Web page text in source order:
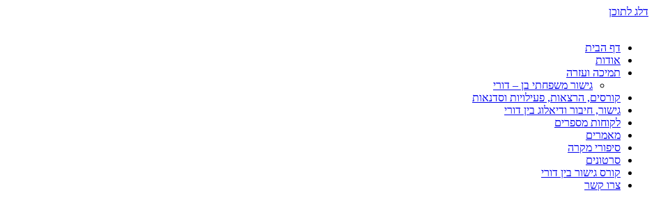
דלג לתוכן
דף הבית
אודות
תמיכה ועזרה
גישור משפחתי בן – דורי
קורסים, הרצאות, פעילויות וסדנאות
גישור, חיבור ודיאלוג בין דורי
לקוחות מספרים
מאמרים
סיפורי מקרה
סרטונים
קורס גישור בין דורי
צרו קשר